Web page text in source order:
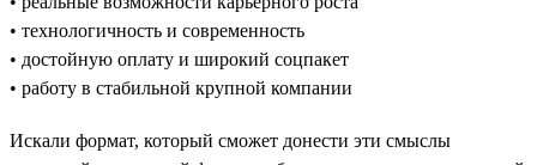
• технологичность и современность
• достойную оплату и широкий соцпакет
• работу в стабильной крупной компании
Искали формат, который сможет донести эти смыслы